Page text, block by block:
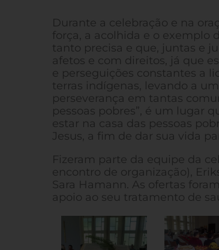
Durante a celebração e na
força, a acolhida e o exemplo
tanto precisa e que, juntas e
afetos e com direitos, já que
e perseguições constantes a
terras indígenas, levando a
perseverança em tantas
pessoas pobres”, é um lugar
estar na casa das pessoas
Jesus, a fim de dar sua vida
Fizeram parte da equipe da
encontro de organização),
Sara Hamann. As ofertas
apoio ao seu tratamento de